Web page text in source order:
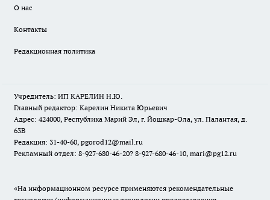
О нас
Контакты
Редакционная политика
Учредитель: ИП КАРЕЛИН Н.Ю.
Главный редактор: Карелин Никита Юрьевич
Адрес: 424000, Республика Марий Эл, г. Йошкар-Ола, ул. Палантая, д.
63В
Редакция: 31-40-60, pgorod12@mail.ru
Рекламный отдел: 8-927-680-46-20? 8-927-680-46-10, mari@pg12.ru
«На информационном ресурсе применяются рекомендательные